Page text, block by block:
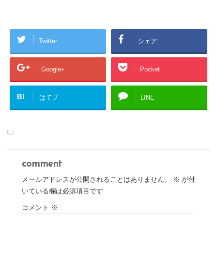
Twitter シェア
Google+ Pocket
B! はてブ LINE
-
comment
メールアドレスが公開されることはありません。 ※ が付
いている欄は必須項目です
コメント ※